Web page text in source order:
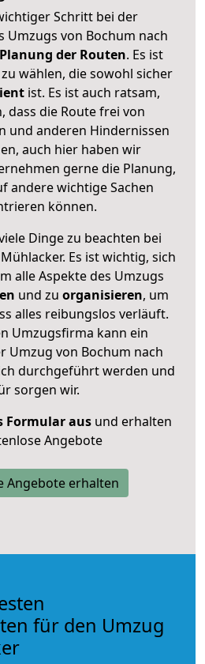
Schritt bei der
Umzugs von Bochum nach
Planung der Routen. Es ist
wählen, die sowohl sicher
ist. Es ist auch ratsam,
dass die Route frei von
und anderen Hindernissen
auch hier haben wir
gerne die Planung,
andere wichtige Sachen
können.
Dinge zu beachten bei
Es ist wichtig, sich
alle Aspekte des Umzugs
und zu organisieren, um
alles reibungslos verläuft.
Umzugsfirma kann ein
Umzug von Bochum nach
durchgeführt werden und
sorgen wir.
Formular ausund erhalten
Angebote
Angebote erhalten
für den Umzug